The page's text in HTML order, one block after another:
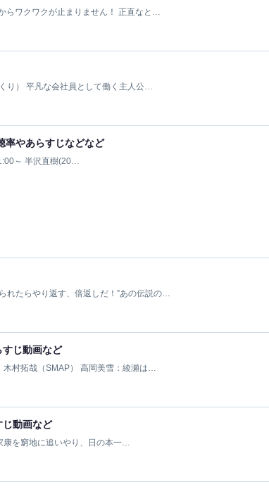
らワクワクが止まりません！ 正直なと…
り） 平凡な会社員として働く主人公…
率やあらすじなどなど
～ 半沢直樹(20…
れたらやり返す、倍返しだ！”あの伝説の…
じ動画など
木村拓哉（SMAP） 高岡美雪：綾瀬は…
動画など
を窮地に追いやり、日の本一…